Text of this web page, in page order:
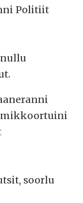
Politiit
soorlu